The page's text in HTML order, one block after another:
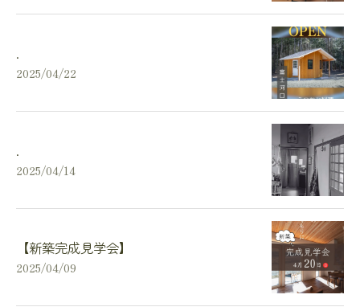
.
2025/04/22
.
2025/04/14
【新築完成見学会】
2025/04/09